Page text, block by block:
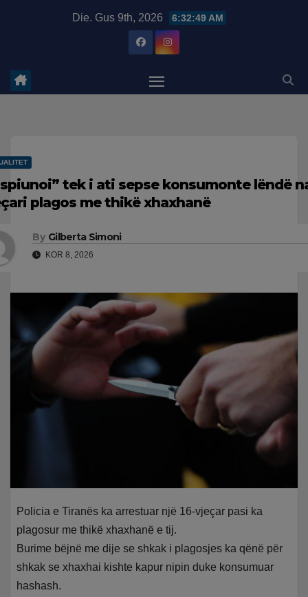
Die. Gus 9th, 2026 6:32:49 AM
tek i ati sepse konsumonte lëndë
plagos me thikë xhaxhanë
By Gilberta Simoni
KOR 8, 2026
Policia e Tiranës ka arrestuar një 16-vjeçar pasi ka
plagosur me thikë xhaxhanë e tij.
Burime bëjnë me dije se shkak i plagosjes ka qënë për
shkak se xhaxhai kishte kapur nipin duke konsumuar
hashash.